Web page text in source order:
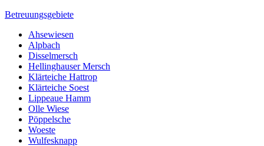
Betreuungsgebiete
Ahsewiesen
Alpbach
Disselmersch
Hellinghauser Mersch
Klärteiche Hattrop
Klärteiche Soest
Lippeaue Hamm
Olle Wiese
Pöppelsche
Woeste
Wulfesknapp